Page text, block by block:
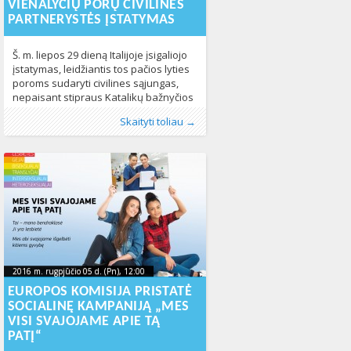
VIENALYČIŲ PORŲ CIVILINĖS
PARTNERYSTĖS ĮSTATYMAS
Š. m. liepos 29 dieną Italijoje įsigaliojo
įstatymas, leidžiantis tos pačios lyties
poroms sudaryti civilines sąjungas,
nepaisant stipraus Katalikų bažnyčios
pasipriešinimo, dėl kurio į įstatymo
nuostatas neįtrauktas pasiūlymas
homoseksualioms poroms suteikti
teisę įsivaikinti. Vos įsigaliojus
įstatymui sulaukta daug tos pačios
lyties porų prašymų sudaryti civilinę
partnerystę, tačiau nežinoma, kam tai
pavyko padaryti pirmiesiems. Priimti
tos
Skaityti toliau →
Publikavo:Aliona, LGL
Kategorijos:Naujienos,Pasaulyje,Žmogaus
teisės349
Žymos:tos pačios lyties porų civilinė
partnerystė,vienalytės poros396
2016 m. rugpjūčio 05 d. (Pn), 12:00
2016-08-08T09:54:19+00:00
2016 m. rugpjūčio 05 d. (Pn), 12:00
2016-08-
08T09:54:19+00:00
EUROPOS KOMISIJA PRISTATĖ
SOCIALINĘ KAMPANIJĄ „MES
VISI SVAJOJAME APIE TĄ
PATĮ“